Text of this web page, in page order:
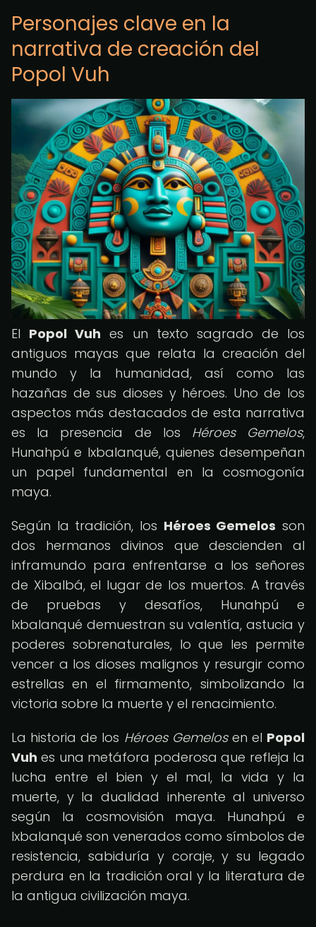
Personajes clave en la
narrativa de creación del
Popol Vuh
El Popol Vuh es un texto sagrado de los
antiguos mayas que relata la creación del
mundo y la humanidad, así como las
hazañas de sus dioses y héroes. Uno de los
aspectos más destacados de esta narrativa
es la presencia de los Héroes Gemelos,
Hunahpú e Ixbalanqué, quienes desempeñan
un papel fundamental en la cosmogonía
maya.
Según la tradición, los Héroes Gemelos son
dos hermanos divinos que descienden al
inframundo para enfrentarse a los señores
de Xibalbá, el lugar de los muertos. A través
de pruebas y desafíos, Hunahpú e
Ixbalanqué demuestran su valentía, astucia y
poderes sobrenaturales, lo que les permite
vencer a los dioses malignos y resurgir como
estrellas en el firmamento, simbolizando la
victoria sobre la muerte y el renacimiento.
La historia de los Héroes Gemelosen el Popol
Vuh es una metáfora poderosa que refleja la
lucha entre el bien y el mal, la vida y la
muerte, y la dualidad inherente al universo
según la cosmovisión maya. Hunahpú e
Ixbalanqué son venerados como símbolos de
resistencia, sabiduría y coraje, y su legado
perdura en la tradición oral y la literatura de
la antigua civilización maya.